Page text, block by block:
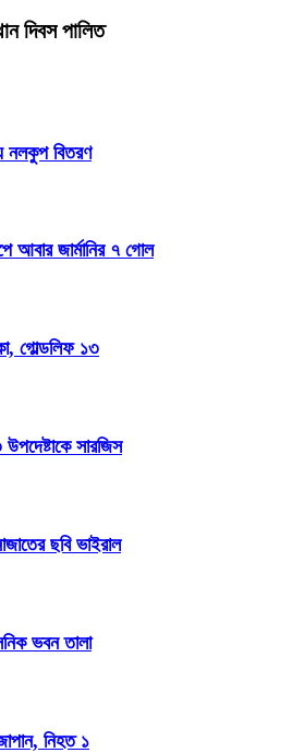
দিবস পালিত
নলকুপ বিতরণ
আবার জার্মানির ৭ গোল
গোল্ডলিফ ১৩
সারজিস
ছবি ভাইরাল
ভবন তালা
নিহত ১